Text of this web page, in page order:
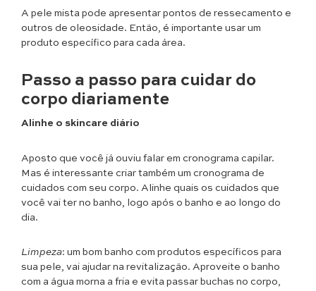
A pele mista pode apresentar pontos de ressecamento e
outros de oleosidade. Então, é importante usar um
produto específico para cada área.
Passo a passo para cuidar do
corpo diariamente
Alinhe o skincare diário
Aposto que você já ouviu falar em cronograma capilar.
Mas é interessante criar também um cronograma de
cuidados com seu corpo. Alinhe quais os cuidados que
você vai ter no banho, logo após o banho e ao longo do
dia.
Limpeza: um bom banho com produtos específicos para
sua pele, vai ajudar na revitalização. Aproveite o banho
com a água morna a fria e evita passar buchas no corpo,